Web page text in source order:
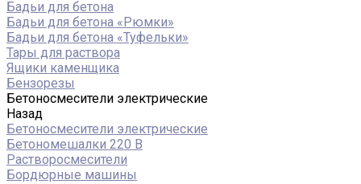
Бадьи для бетона
Бадьи для бетона «Рюмки»
Бадьи для бетона «Туфельки»
Тары для раствора
Ящики каменщика
Бензорезы
Бетоносмесители электрические
Назад
Бетоносмесители электрические
Бетономешалки 220 В
Растворосмесители
Бордюрные машины